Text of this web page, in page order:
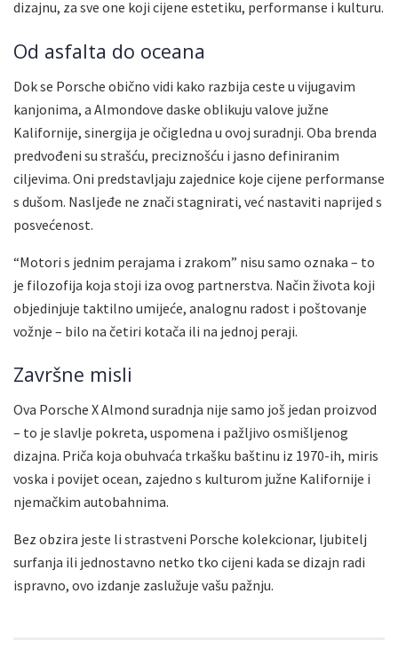
dizajnu, za sve one koji cijene estetiku, performanse i kulturu.
Od asfalta do oceana
Dok se Porsche obično vidi kako razbija ceste u vijugavim
kanjonima, a Almondove daske oblikuju valove južne
Kalifornije, sinergija je očigledna u ovoj suradnji. Oba brenda
predvođeni su strašću, preciznošću i jasno definiranim
ciljevima. Oni predstavljaju zajednice koje cijene performanse
s dušom. Nasljeđe ne znači stagnirati, već nastaviti naprijed s
posvećenost.
“Motori s jednim perajama i zrakom” nisu samo oznaka – to
je filozofija koja stoji iza ovog partnerstva. Način života koji
objedinjuje taktilno umijeće, analognu radost i poštovanje
vožnje – bilo na četiri kotača ili na jednoj peraji.
Završne misli
Ova Porsche X Almond suradnja nije samo još jedan proizvod
– to je slavlje pokreta, uspomena i pažljivo osmišljenog
dizajna. Priča koja obuhvaća trkašku baštinu iz 1970-ih, miris
voska i povijet ocean, zajedno s kulturom južne Kalifornije i
njemačkim autobahnima.
Bez obzira jeste li strastveni Porsche kolekcionar, ljubitelj
surfanja ili jednostavno netko tko cijeni kada se dizajn radi
ispravno, ovo izdanje zaslužuje vašu pažnju.